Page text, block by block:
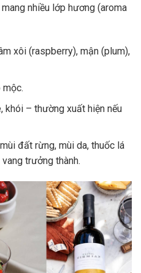
nhiều lớp hương (aroma
xôi (raspberry), mận (plum),
mộc.
khói – thường xuất hiện nếu
đất rừng, mùi da, thuốc lá
trưởng thành.